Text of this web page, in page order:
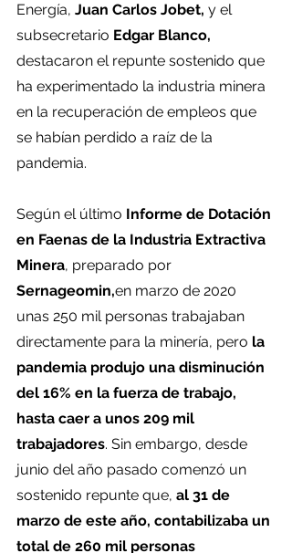
Energía, Juan Carlos Jobet, y el
subsecretario Edgar Blanco,
destacaron el repunte sostenido que
ha experimentado la industria minera
en la recuperación de empleos que
se habían perdido a raíz de la
pandemia.
Según el último Informe de Dotación
en Faenas de la Industria Extractiva
Minera, preparado por
Sernageomin,en marzo de 2020
unas 250 mil personas trabajaban
directamente para la minería, pero la
pandemia produjo una disminución
del 16% en la fuerza de trabajo,
hasta caer a unos 209 mil
trabajadores. Sin embargo, desde
junio del año pasado comenzó un
sostenido repunte que, al 31 de
marzo de este año, contabilizaba un
total de 260 mil personas